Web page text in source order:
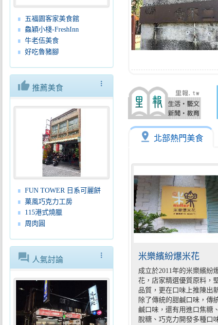
五福園客家美食館
鱻穎小棧-FreshInn
牛老伍美食
好吃魯豬腳
more_vert
thumb_up 推薦美食
FUN TOWER 日系可麗餅
菓風巧克力工房
115港式燒臘
周肉圓
more_vert
forum 人氣討論
pin_drop 北部熱門美食
米樂繽紛爆米花
成立於2011年的米樂繽紛
花，店家精選優質原料，
品質，更在口味上推陳出
除了傳統的甜鹹口味，傳
鹹口味，還有用進口焦糖
脫糖、巧克力開發多種口